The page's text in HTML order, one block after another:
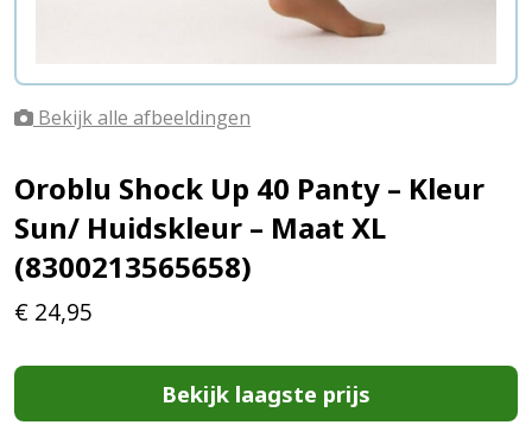
Bekijk alle afbeeldingen
Oroblu Shock Up 40 Panty – Kleur
Sun/ Huidskleur – Maat XL
(8300213565658)
€ 24,95
Bekijk laagste prijs